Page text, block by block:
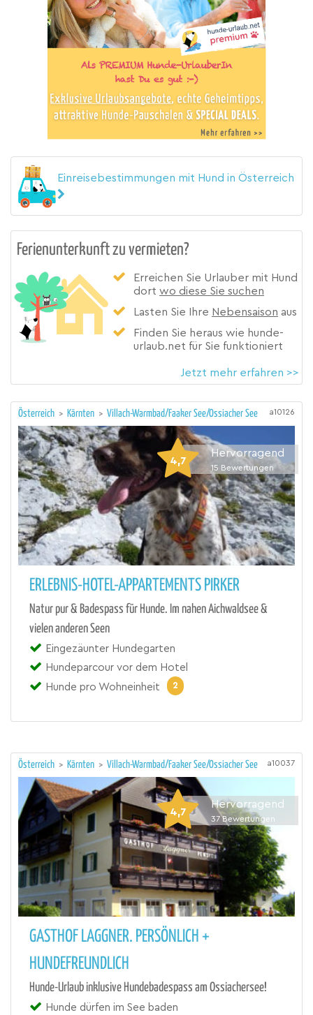
Einreisebestimmungen mit Hund in Österreich
Ferienunterkunft zu vermieten?
Erreichen Sie Urlauber mit Hund
dort wo diese Sie suchen
Lasten Sie Ihre Nebensaison aus
Finden Sie heraus wie hunde-
urlaub.net für Sie funktioniert
Jetzt mehr erfahren >>
Österreich > Kärnten > Villach-Warmbad/Faaker See/Ossiacher See a10126
4,7
Hervorragend
15 Bewertungen
ERLEBNIS-HOTEL-APPARTEMENTS PIRKER
Natur pur & Badespass für Hunde. Im nahen Aichwaldsee &
vielen anderen Seen
Eingezäunter Hundegarten
Hundeparcour vor dem Hotel
Hunde pro Wohneinheit
2
Österreich > Kärnten > Villach-Warmbad/Faaker See/Ossiacher See a10037
4,7
Hervorragend
37 Bewertungen
GASTHOF LAGGNER. PERSÖNLICH +
HUNDEFREUNDLICH
Hunde-Urlaub inklusive Hundebadespass am Ossiachersee!
Hunde dürfen im See baden